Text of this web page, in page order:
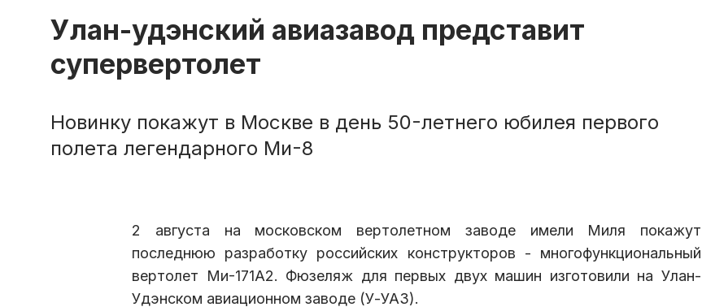
Улан-удэнский авиазавод представит
супервертолет
Новинку покажут в Москве в день 50-летнего юбилея первого
полета легендарного Ми-8
2 августа на московском вертолетном заводе имели Миля покажут
последнюю разработку российских конструкторов - многофункциональный
вертолет Ми-171A2. Фюзеляж для первых двух машин изготовили на Улан-
Удэнском авиационном заводе (У-УАЗ).